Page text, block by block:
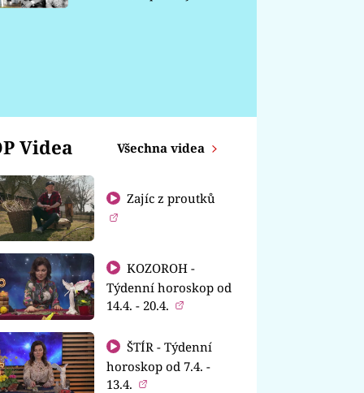
Videa Všechna videa
Zajíc z proutků
KOZOROH -
Týdenní horoskop od
14.4. - 20.4.
ŠTÍR - Týdenní
horoskop od 7.4. -
13.4.